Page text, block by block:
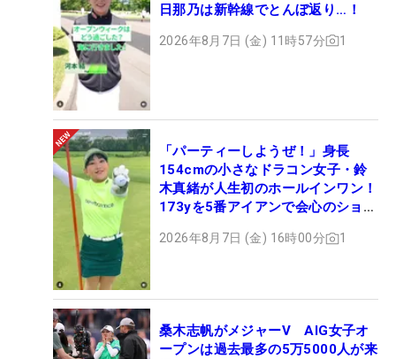
日那乃は新幹線でとんぼ返り…！
2026年8月7日 (金) 11時57分 1
「パーティーしようぜ！」身長
154cmの小さなドラコン女子・鈴
木真緒が人生初のホールインワン！
173yを5番アイアンで会心のショッ
2026年8月7日 (金) 16時00分 1
桑木志帆がメジャーV AIG女子オ
ープンは過去最多の5万5000人が来